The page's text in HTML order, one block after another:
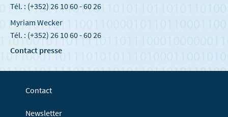
Tél. : (+352) 26 10 60 - 60 26
Myriam Wecker
Tél. : (+352) 26 10 60 - 60 26
Contact presse
Contact
Newsletter